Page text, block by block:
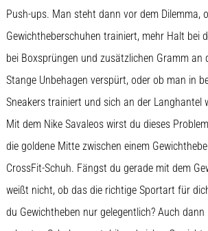
Push-ups. Man steht dann vor dem Dilemma,
Gewichtheberschuhen trainiert, mehr Halt bei
bei Boxsprüngen und zusätzlichen Gramm an
Stange Unbehagen verspürt, oder ob man in
Sneakers trainiert und sich an der Langhantel
Mit dem Nike Savaleos wirst du dieses
die goldene Mitte zwischen einem
CrossFit-Schuh. Fängst du gerade mit dem
weißt nicht, ob das die richtige Sportart für
du Gewichtheben nur gelegentlich? Auch